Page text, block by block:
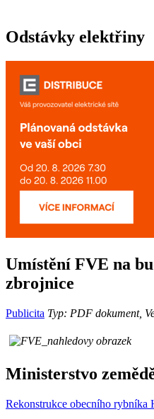
Odstávky elektřiny
Umístění FVE na
zbrojnice
Publicita Typ: PDF dokument,
Ministerstvo
Rekonstrukce obecního rybníka